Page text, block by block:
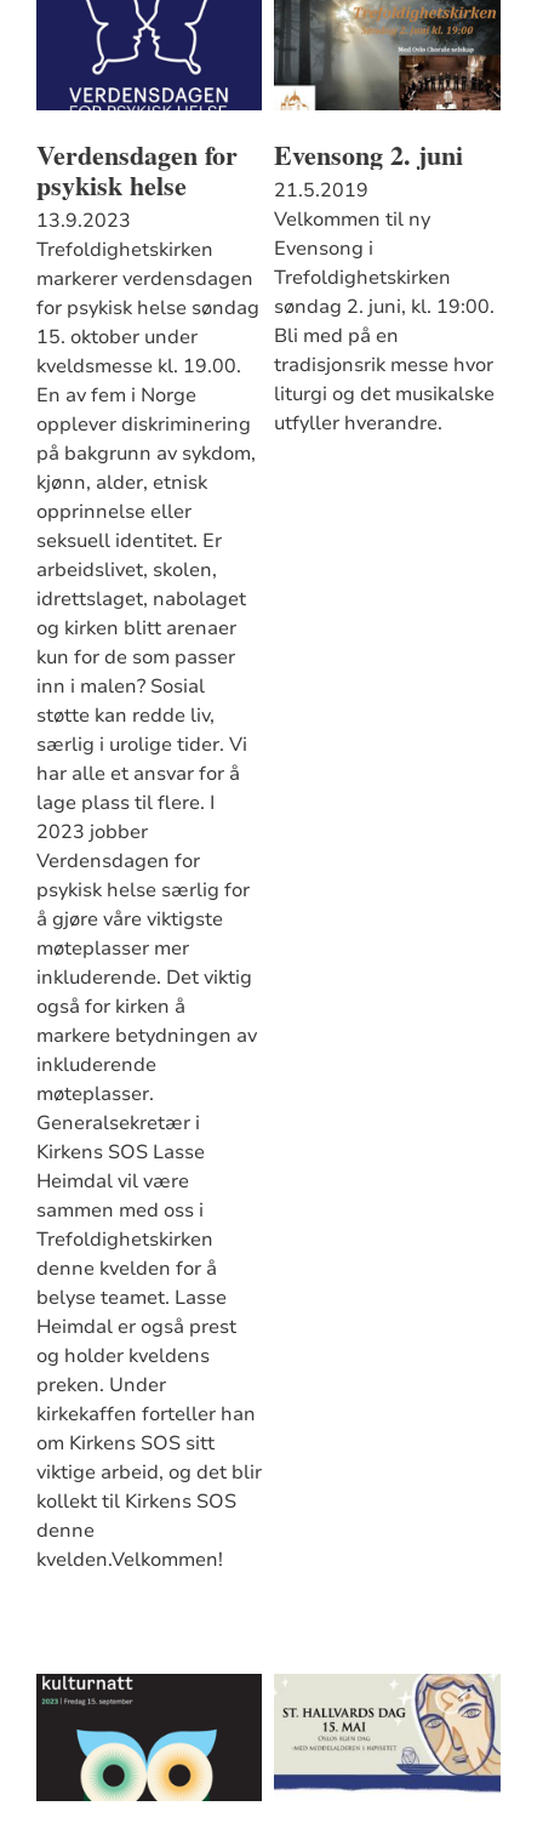
Verdensdagen for
psykisk helse
13.9.2023
Trefoldighetskirken
markerer verdensdagen
for psykisk helse søndag
15. oktober under
kveldsmesse kl. 19.00.
En av fem i Norge
opplever diskriminering
på bakgrunn av sykdom,
kjønn, alder, etnisk
opprinnelse eller
seksuell identitet. Er
arbeidslivet, skolen,
idrettslaget, nabolaget
og kirken blitt arenaer
kun for de som passer
inn i malen? Sosial
støtte kan redde liv,
særlig i urolige tider. Vi
har alle et ansvar for å
lage plass til flere. I
2023 jobber
Verdensdagen for
psykisk helse særlig for
å gjøre våre viktigste
møteplasser mer
inkluderende. Det viktig
også for kirken å
markere betydningen av
inkluderende
møteplasser.
Generalsekretær i
Kirkens SOS Lasse
Heimdal vil være
sammen med oss i
Trefoldighetskirken
denne kvelden for å
belyse teamet. Lasse
Heimdal er også prest
og holder kveldens
preken. Under
kirkekaffen forteller han
om Kirkens SOS sitt
viktige arbeid, og det blir
kollekt til Kirkens SOS
denne
kvelden.Velkommen!
Evensong 2. juni
21.5.2019
Velkommen til ny
Evensong i
Trefoldighetskirken
søndag 2. juni, kl. 19:00.
Bli med på en
tradisjonsrik messe hvor
liturgi og det musikalske
utfyller hverandre.